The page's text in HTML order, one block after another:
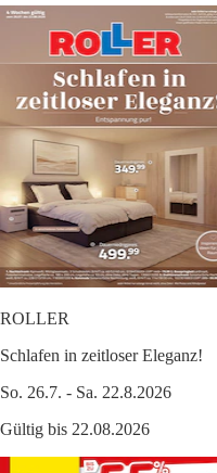
ROLLER
Schlafen in zeitloser Eleganz!
So. 26.7. - Sa. 22.8.2026
Gültig bis 22.08.2026